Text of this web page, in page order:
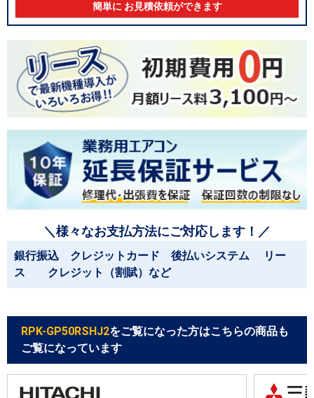
簡単に お見積依頼ができます
＼様々なお支払方法にご対応します！／
銀行振込 クレジットカード 後払いシステム リー
ス クレジット（割賦）など
RPK-GP50RSHJ2をご覧になった方はこちらの商品も
ご覧になっています